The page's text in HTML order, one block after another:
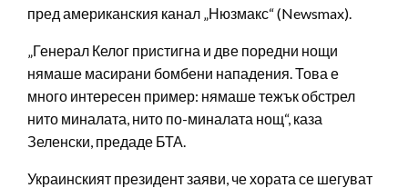
пред американския канал „Нюзмакс“ (Newsmax).
„Генерал Келог пристигна и две поредни нощи
нямаше масирани бомбени нападения. Това е
много интересен пример: нямаше тежък обстрел
нито миналата, нито по-миналата нощ“, каза
Зеленски, предаде БТА.
Украинският президент заяви, че хората се шегуват